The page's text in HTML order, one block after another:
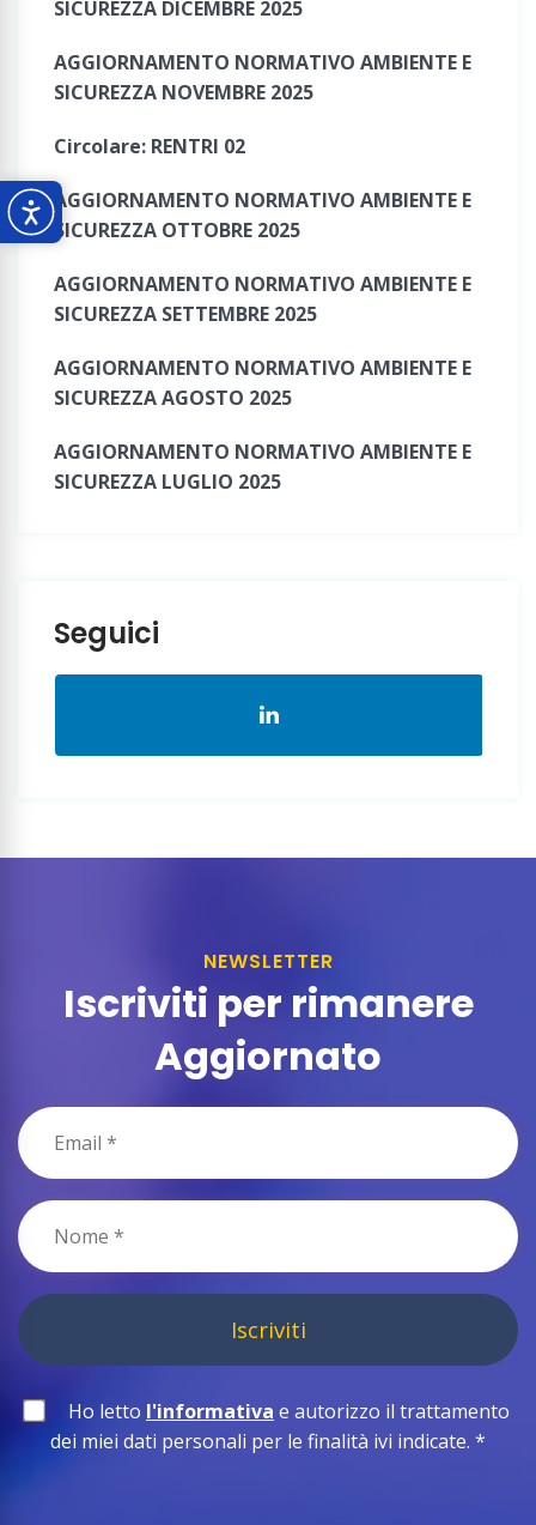
SICUREZZA DICEMBRE 2025
AGGIORNAMENTO NORMATIVO AMBIENTE E
SICUREZZA NOVEMBRE 2025
Circolare: RENTRI 02
AGGIORNAMENTO NORMATIVO AMBIENTE E
SICUREZZA OTTOBRE 2025
AGGIORNAMENTO NORMATIVO AMBIENTE E
SICUREZZA SETTEMBRE 2025
AGGIORNAMENTO NORMATIVO AMBIENTE E
SICUREZZA AGOSTO 2025
AGGIORNAMENTO NORMATIVO AMBIENTE E
SICUREZZA LUGLIO 2025
Seguici
NEWSLETTER
Iscriviti per rimanere
Aggiornato
Iscriviti
Ho letto l'informativa e autorizzo il trattamento
dei miei dati personali per le finalità ivi indicate. *